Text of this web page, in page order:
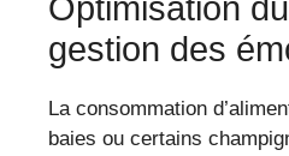
Optimisation
gestion des
La consommation
baies ou certains